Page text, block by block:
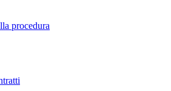
procedura